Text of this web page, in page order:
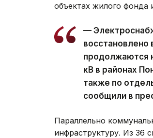
объектах жилого
—
продолжаются
кВ в районах
также по
сообщили в
Параллельно
инфраструктуру. Из 36